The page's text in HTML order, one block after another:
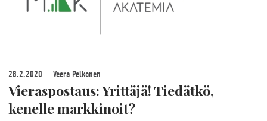
28.2.2020 Veera Pelkonen
Vieraspostaus: Yrittäjä! Tiedätkö,
kenelle markkinoit?